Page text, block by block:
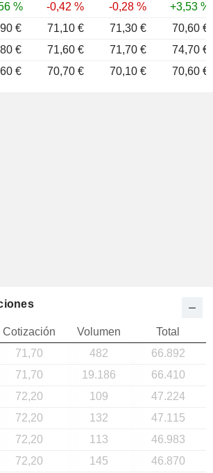
% -0,42 % -0,28 %
+3,53 %
€ 71,10 € 71,30 €
70,60 €
€ 71,60 € 71,70 €
74,70 €
€ 70,70 € 70,10 € 70,60 €
Cotización Volumen
Total
71,70 482
66.892
71,70 19.186
66.410
72,20 109
47.224
72,20 132
47.115
72,20 113
46.983
72,20 145
46.870